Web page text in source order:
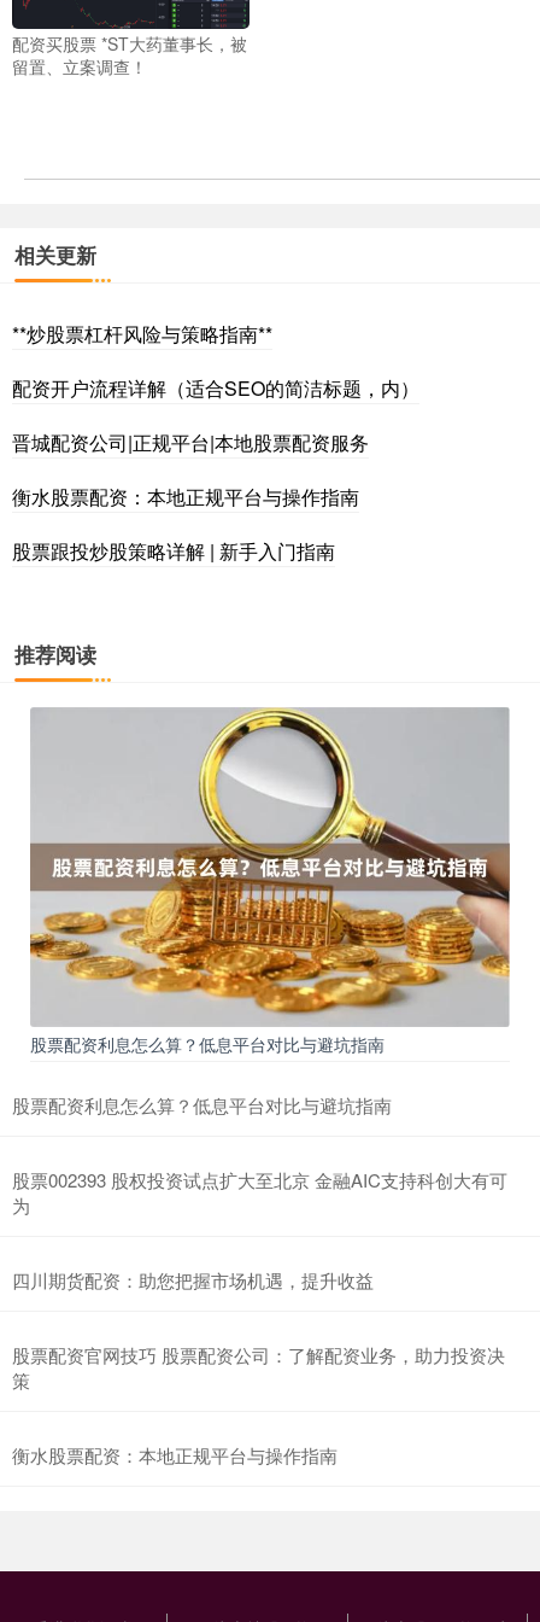
配资买股票 *ST大药董事长，被
留置、立案调查！
相关更新
**炒股票杠杆风险与策略指南**
配资开户流程详解（适合SEO的简洁标题，内）
晋城配资公司|正规平台|本地股票配资服务
衡水股票配资：本地正规平台与操作指南
股票跟投炒股策略详解 | 新手入门指南
推荐阅读
股票配资利息怎么算？低息平台对比与避坑指南
股票配资利息怎么算？低息平台对比与避坑指南
股票002393 股权投资试点扩大至北京 金融AIC支持科创大有可
为
四川期货配资：助您把握市场机遇，提升收益
股票配资官网技巧 股票配资公司：了解配资业务，助力投资决
策
衡水股票配资：本地正规平台与操作指南